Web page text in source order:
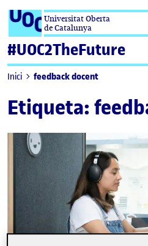
Saltar al contingutUniversitat Oberta
de Catalunya
#UOC2TheFuture
Inici feedback docent
Etiqueta: